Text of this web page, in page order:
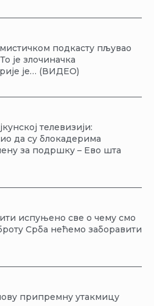
подкасту пљувао
је злочиначка
је… (ВИДЕО)
телевизији:
да су блокадерима
за подршку – Ево шта
испуњено све о чему смо
Срба нећемо заборавити
припремну утакмицу